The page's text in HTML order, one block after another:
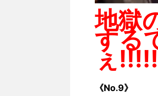
地獄
する
ぇ
《No.9》